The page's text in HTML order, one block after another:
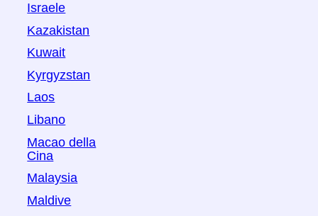
Israele
Kazakistan
Kuwait
Kyrgyzstan
Laos
Libano
Macao della
Cina
Malaysia
Maldive